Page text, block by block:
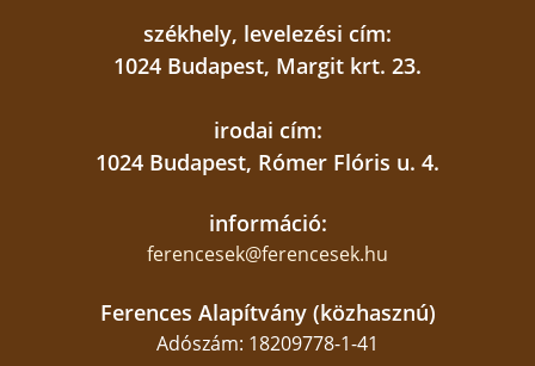
székhely, levelezési cím:
1024 Budapest, Margit krt. 23.
irodai cím:
1024 Budapest, Rómer Flóris u. 4.
információ:
ferencesek@ferencesek.hu
Ferences Alapítvány (közhasznú)
Adószám: 18209778-1-41